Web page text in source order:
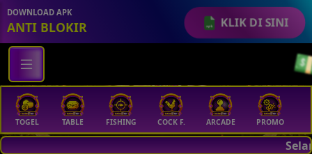
KLIK DI SINI
DOWNLOAD APK
ANTI BLOKIR
TABLE FISHING COCK F. ARCADE PROMO MEGAGACOR
Selamat Datang Di
💵